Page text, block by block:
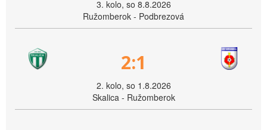
3. kolo, so 8.8.2026
Ružomberok - Podbrezová
2:1
2. kolo, so 1.8.2026
Skalica - Ružomberok